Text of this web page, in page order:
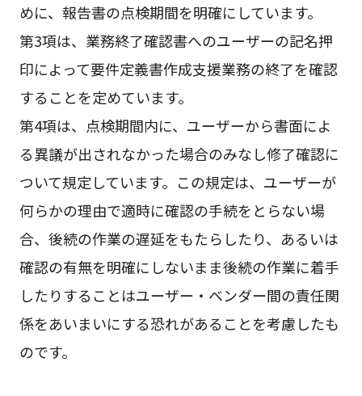
めに、報告書の点検期間を明確にしています。
第3項は、業務終了確認書へのユーザーの記名押
印によって要件定義書作成支援業務の終了を確認
することを定めています。
第4項は、点検期間内に、ユーザーから書面によ
る異議が出されなかった場合のみなし修了確認に
ついて規定しています。この規定は、ユーザーが
何らかの理由で適時に確認の手続をとらない場
合、後続の作業の遅延をもたらしたり、あるいは
確認の有無を明確にしないまま後続の作業に着手
したりすることはユーザー・ベンダー間の責任関
係をあいまいにする恐れがあることを考慮したも
のです。